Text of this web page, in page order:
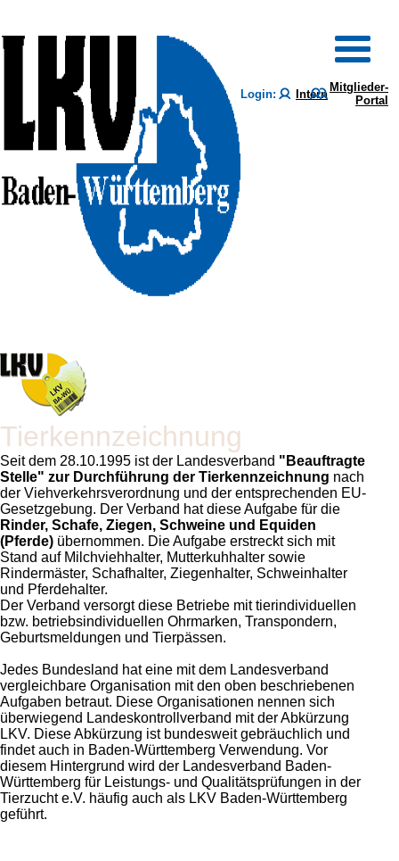
Login: Intern Mitglieder-
Portal
Tierkennzeichnung
Seit dem 28.10.1995 ist der Landesverband
Beauftragte
Stelle
zur Durchführung der Tierkennzeichnung nach
der Viehverkehrsverordnung und der entsprechenden EU-
Gesetzgebung. Der Verband hat diese Aufgabe für die
Rinder, Schafe, Ziegen, Schweine und Equiden
(Pferde) übernommen. Die Aufgabe erstreckt sich mit
Stand auf Milchviehhalter, Mutterkuhhalter sowie
Rindermäster, Schafhalter, Ziegenhalter, Schweinhalter
und Pferdehalter.
Der Verband versorgt diese Betriebe mit tierindividuellen
bzw. betriebsindividuellen Ohrmarken, Transpondern,
Geburtsmeldungen und Tierpässen.
Jedes Bundesland hat eine mit dem Landesverband
vergleichbare Organisation mit den oben beschriebenen
Aufgaben betraut. Diese Organisationen nennen sich
überwiegend Landeskontrollverband mit der Abkürzung
LKV. Diese Abkürzung ist bundesweit gebräuchlich und
findet auch in Baden-Württemberg Verwendung. Vor
diesem Hintergrund wird der Landesverband Baden-
Württemberg für Leistungs- und Qualitätsprüfungen in der
Tierzucht e.V. häufig auch als LKV Baden-Württemberg
geführt.